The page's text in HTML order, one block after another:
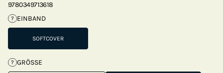
9780349713618
? EINBAND
SOFTCOVER
? GRÖSSE